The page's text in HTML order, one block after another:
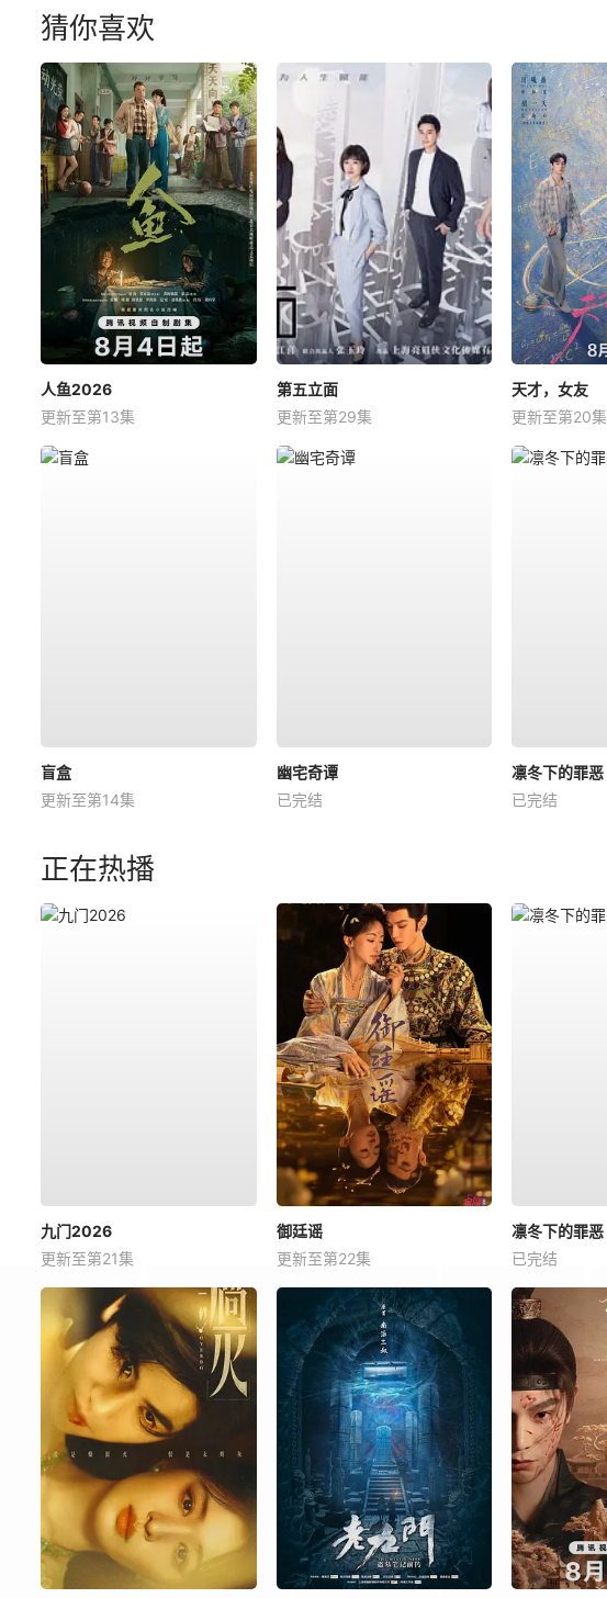
猜你喜欢
人鱼2026
更新至第13集
第五立面
更新至第29集
天才，女友
更新至第20集
盲盒
更新至第14集
幽宅奇谭
已完结
凛冬下的罪恶
已完结
正在热播
九门2026
更新至第21集
御廷谣
更新至第22集
凛冬下的罪恶
已完结